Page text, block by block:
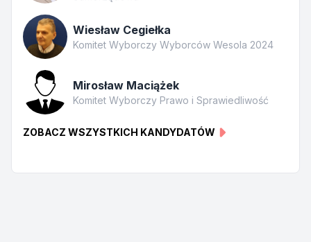
Wiesław Cegiełka
Komitet Wyborczy Wyborców Wesola 2024
Mirosław Maciążek
Komitet Wyborczy Prawo i Sprawiedliwość
ZOBACZ WSZYSTKICH KANDYDATÓW